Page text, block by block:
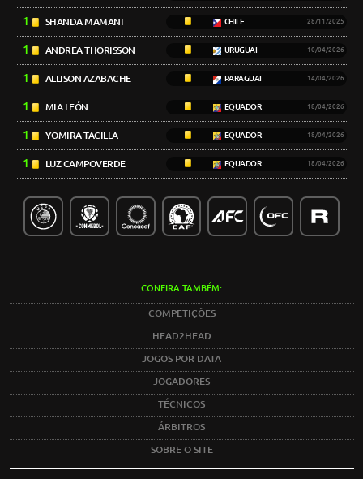
1 SHANDA MAMANI CHILE 28/11/2025
1 ANDREA THORISSON URUGUAI 10/04/2026
1 ALLISON AZABACHE PARAGUAI 14/04/2026
1 MIA LEÓN EQUADOR 18/04/2026
1 YOMIRA TACILLA EQUADOR 18/04/2026
1 LUZ CAMPOVERDE EQUADOR 18/04/2026
CONFIRA TAMBÉM:
COMPETIÇÕES
HEAD2HEAD
JOGOS POR DATA
JOGADORES
TÉCNICOS
ÁRBITROS
SOBRE O SITE